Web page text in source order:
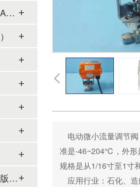
电动微小流量调节阀
准是-46~204℃，外形是
规格是从1/16寸至1寸
应用行业：石化、
卫生级海角社区APP简版下载
海角社区APP简版下载及管件